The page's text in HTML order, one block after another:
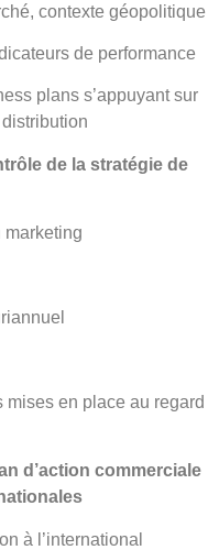
contexte géopolitique
de performance
plans s’appuyant sur
de la stratégie de
marketing
en place au regard
d ’action commerciale
à l’international